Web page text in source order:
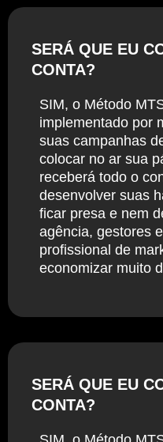
SERÁ QUE EU
CONTA?
SIM, o Método
implementado por
suas campanhas
colocar no ar sua
receberá todo o
desenvolver suas
ficar presa e nem
agência, gestores
profissional de
economizar muito
SERÁ QUE EU
CONTA?